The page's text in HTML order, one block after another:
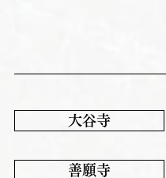
大谷寺
善願寺